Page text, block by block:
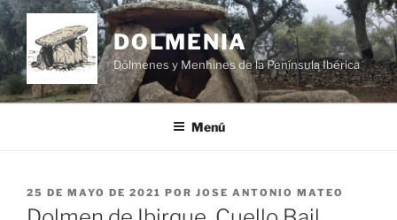
Saltar
al
contenido
DOLMENIA
Dólmenes y Menhines de la Península Ibérica
Menú
PUBLICADO
EL
25 DE MAYO DE 2021 POR JOSE ANTONIO MATEO